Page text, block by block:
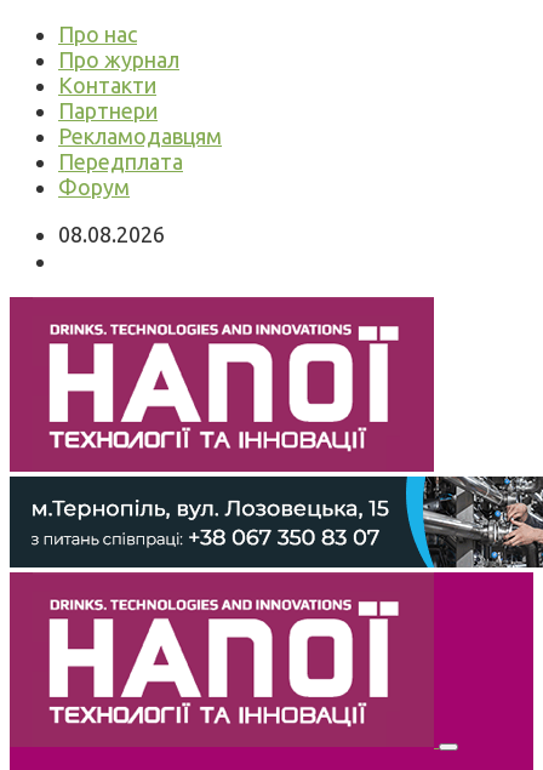
Про нас
Про журнал
Контакти
Партнери
Рекламодавцям
Передплата
Форум
08.08.2026